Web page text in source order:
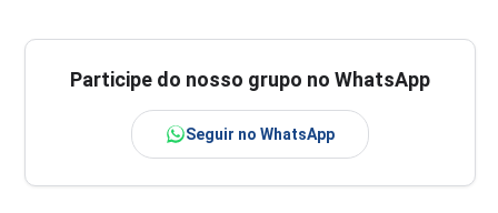
Participe do nosso grupo no WhatsApp
Seguir no WhatsApp